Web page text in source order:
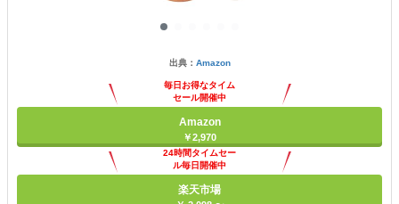
出典： Amazon
毎日お得なタイム
セール開催中
Amazon
￥2,970
24時間タイムセー
ル毎日開催中
楽天市場